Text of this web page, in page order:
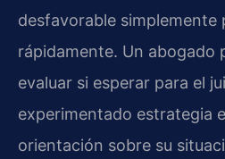
desfavorable simplemente
rápidamente. Un abogado
evaluar si esperar para el
experimentado estrategia
orientación sobre su